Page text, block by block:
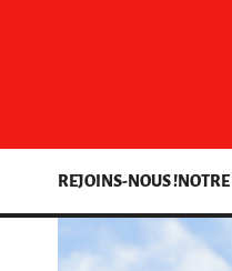
REJOINS-NOUS !